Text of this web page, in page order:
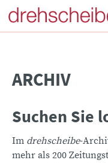
ARCHIV
Suchen Sie
Im drehscheibe-
mehr als 200